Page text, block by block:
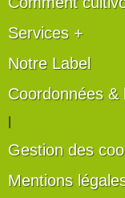
Services +
Notre Label
Coordonnées &
Gestion des
Mentions